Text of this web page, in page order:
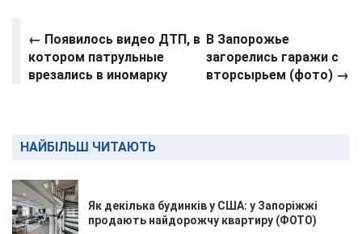
← Появилось видео ДТП, в
котором патрульные
врезались в иномарку
В Запорожье
загорелись гаражи с
вторсырьем (фото) →
НАЙБІЛЬШ ЧИТАЮТЬ
Як декілька будинків у США: у Запоріжжі
продають найдорожчу квартиру (ФОТО)